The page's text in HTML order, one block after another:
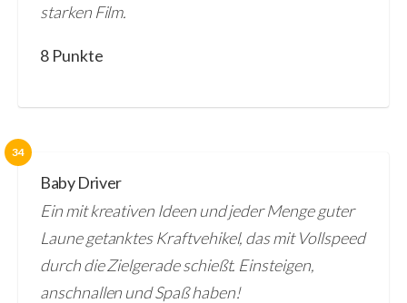
starken Film.
8 Punkte
34
Baby Driver
Ein mit kreativen Ideen und jeder Menge guter
Laune getanktes Kraftvehikel, das mit Vollspeed
durch die Zielgerade schießt. Einsteigen,
anschnallen und Spaß haben!